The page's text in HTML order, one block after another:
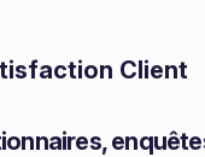
Client